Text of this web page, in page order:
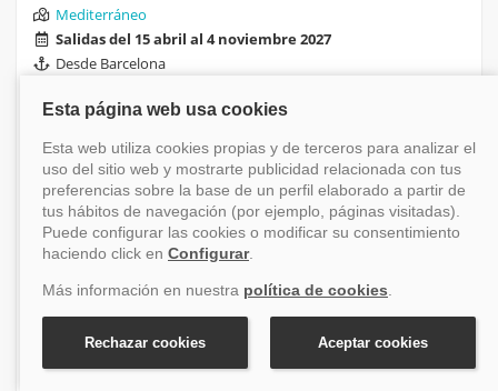
Mediterráneo
Salidas del 15 abril al 4 noviembre 2027
Desde Barcelona
MSC Fantasia
Oportunidad: